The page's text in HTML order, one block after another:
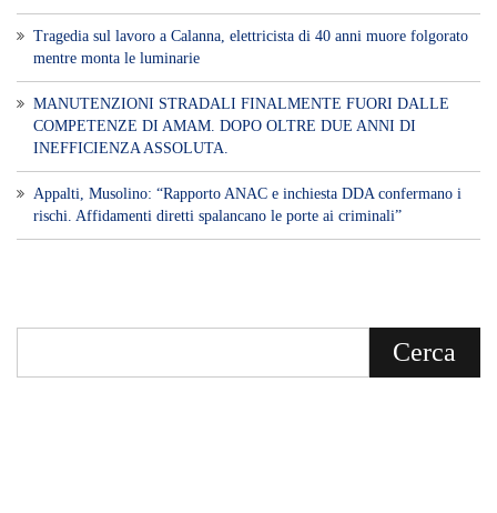
Tragedia sul lavoro a Calanna, elettricista di 40 anni muore folgorato
mentre monta le luminarie
MANUTENZIONI STRADALI FINALMENTE FUORI DALLE
COMPETENZE DI AMAM. DOPO OLTRE DUE ANNI DI
INEFFICIENZA ASSOLUTA.
​Appalti, Musolino: “Rapporto ANAC e inchiesta DDA confermano i
rischi. Affidamenti diretti spalancano le porte ai criminali”